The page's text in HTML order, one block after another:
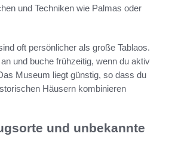
und Techniken wie Palmas oder
oft persönlicher als große Tablaos.
und buche frühzeitig, wenn du aktiv
Museum liegt günstig, so dass du
Häusern kombinieren
und unbekannte